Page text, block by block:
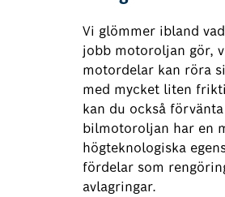
Vi glömmer ibland
jobb motoroljan gör,
motordelar kan röra
med mycket liten
kan du också
bilmotoroljan har en
högteknologiska
fördelar som
avlagringar.